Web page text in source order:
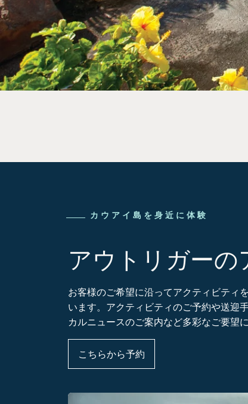
カウアイ島を身近に体験
アウトリガー
お客様のご希望に沿ってアクティビティ
います。アクティビティのご予約や送迎
カルニュースのご案内など多彩なご要望
こちらから予約